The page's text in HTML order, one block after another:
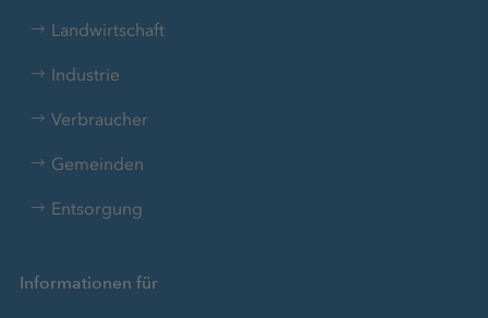
Landwirtschaft
Industrie
Verbraucher
Gemeinden
Entsorgung
Informationen für